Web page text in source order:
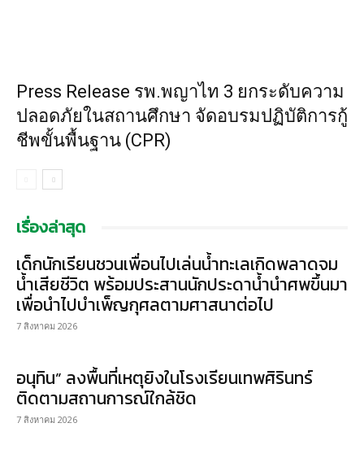
Press Release รพ.พญาไท 3 ยกระดับความ
ปลอดภัยในสถานศึกษา จัดอบรมปฏิบัติการกู้
ชีพขั้นพื้นฐาน (CPR)
เรื่องล่าสุด
เด็กนักเรียนชวนเพื่อนไปเล่นน้ำทะเลเกิดพลาดจม
น้ำเสียชีวิต พร้อมประสานนักประดาน้ำนำศพขึ้นมา
เพื่อนำไปบำเพ็ญกุศลตามศาสนาต่อไป
7 สิงหาคม 2026
อนุทิน” ลงพื้นที่เหตุยิงในโรงเรียนเทพศิรินทร์
ติดตามสถานการณ์ใกล้ชิด
7 สิงหาคม 2026